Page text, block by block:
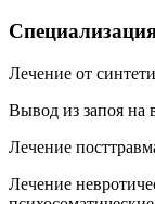
Лечение от
Вывод из запоя на
Лечение
Лечение